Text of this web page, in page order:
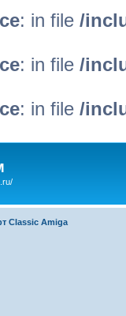
: in file /
: in file /
: in file /
Classic Amiga